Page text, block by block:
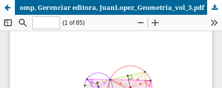
omp, Gerenciar editora, JuanLopez_Geometria_vol_3.pdf